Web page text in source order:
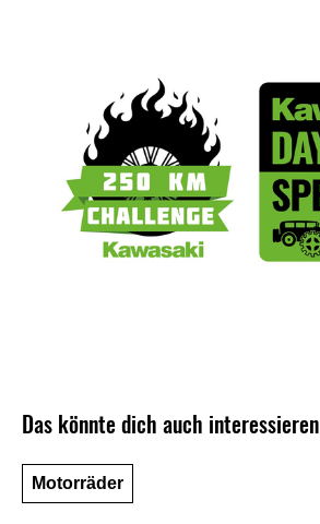
Das könnte dich auch interessieren
Motorräder